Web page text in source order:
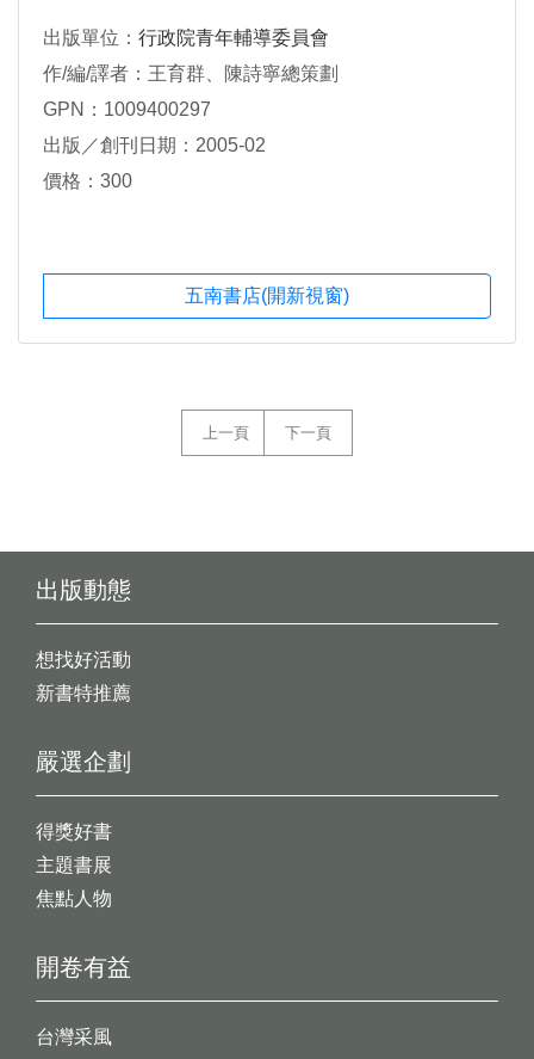
出版單位： 行政院青年輔導委員會
作/編/譯者：王育群、陳詩寧總策劃
GPN：1009400297
出版／創刊日期：2005-02
價格：300
五南書店(開新視窗)
上一頁 下一頁
出版動態
想找好活動
新書特推薦
開卷有益
台灣采風
嚴選企劃
得獎好書
主題書展
焦點人物